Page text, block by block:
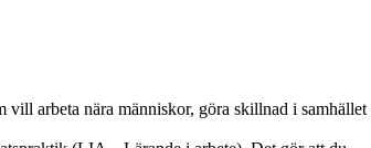
arbeta nära människor, göra skillnad i samhället